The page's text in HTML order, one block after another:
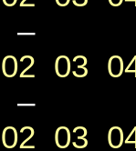
–
02 03
–
02 03